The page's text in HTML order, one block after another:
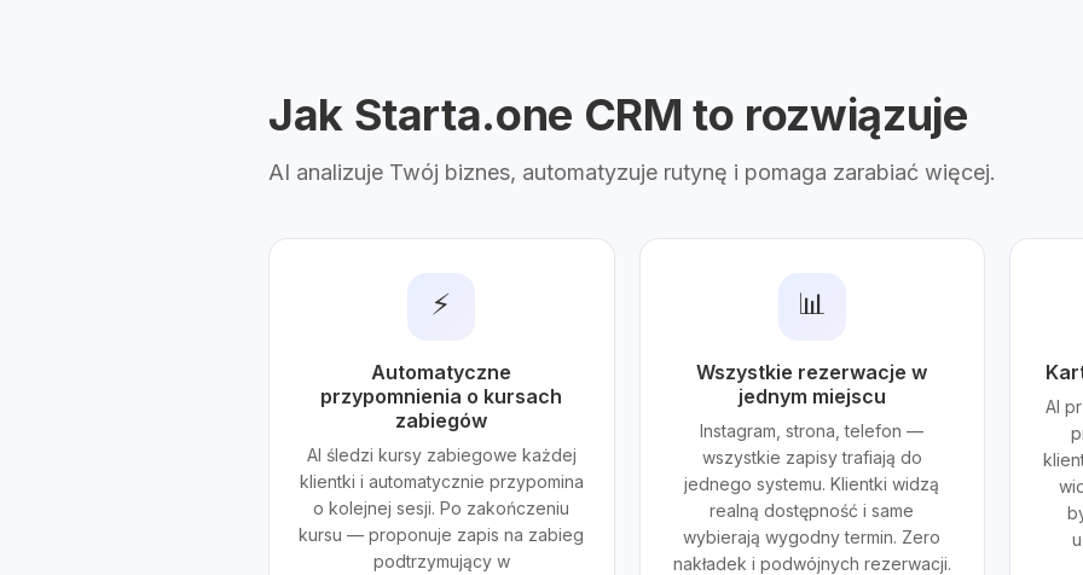
Jak Starta.one CRM to rozwiązuje
AI analizuje Twój biznes, automatyzuje rutynę i pomaga zarabiać więcej.
⚡
Automatyczne
przypomnienia o kursach
zabiegów
AI śledzi kursy zabiegowe każdej
klientki i automatycznie przypomina
o kolejnej sesji. Po zakończeniu
kursu — proponuje zapis na zabieg
podtrzymujący w
📊
Wszystkie rezerwacje w
jednym miejscu
Instagram, strona, telefon —
wszystkie zapisy trafiają do
jednego systemu. Klientki widzą
realną dostępność i same
wybierają wygodny termin. Zero
nakładek i podwójnych rezerwacji.
AI